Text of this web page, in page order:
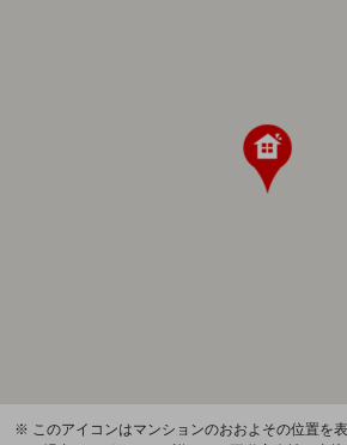
※ このアイコンはマンションのおおよその位置を